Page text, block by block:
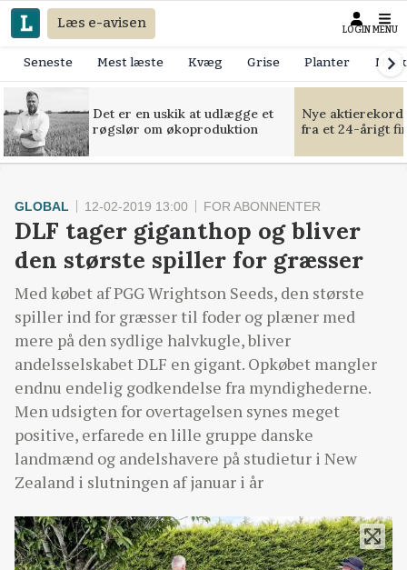
Læs e-avisen LOGIN MENU
Seneste Mest læste Kvæg Grise Planter
Det er en uskik at udlægge et
røgslør om økoproduktion
Nye
fra et 24-årigt
GLOBAL 12-02-2019 13:00 FOR ABONNENTER
DLF tager giganthop og bliver
den største spiller for græsser
Med købet af PGG Wrightson Seeds, den største
spiller ind for græsser til foder og plæner med
mere på den sydlige halvkugle, bliver
andelsselskabet DLF en gigant. Opkøbet mangler
endnu endelig godkendelse fra myndighederne.
Men udsigten for overtagelsen synes meget
positive, erfarede en lille gruppe danske
landmænd og andelshavere på studietur i New
Zealand i slutningen af januar i år